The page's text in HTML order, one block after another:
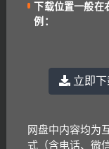
备战2024年中考英
下载位置一般
例：
立即下
网盘中内容均为
式（含电话、微